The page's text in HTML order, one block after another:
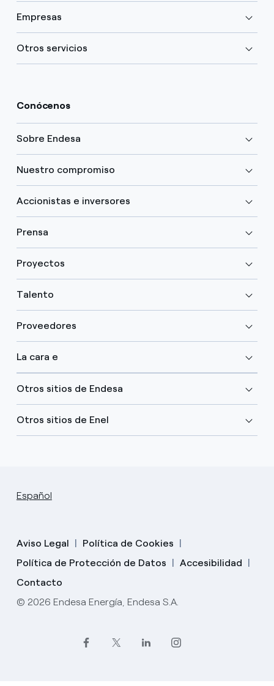
Empresas
Otros servicios
Conócenos
Sobre Endesa
Nuestro compromiso
Accionistas e inversores
Prensa
Proyectos
Talento
Proveedores
La cara e
Otros sitios de Endesa
Otros sitios de Enel
Español
Aviso Legal
Política de Cookies
Política de Protección de Datos
Accesibilidad
Contacto
© 2026 Endesa Energía, Endesa S.A.